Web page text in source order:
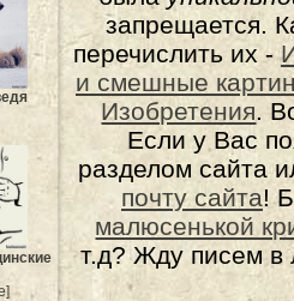
запрещается.
перечислить их -
и смешные
Изобретения.
Если у Вас
разделом сайта
почту сайта!
малюсенькой
т.д? Жду писем в